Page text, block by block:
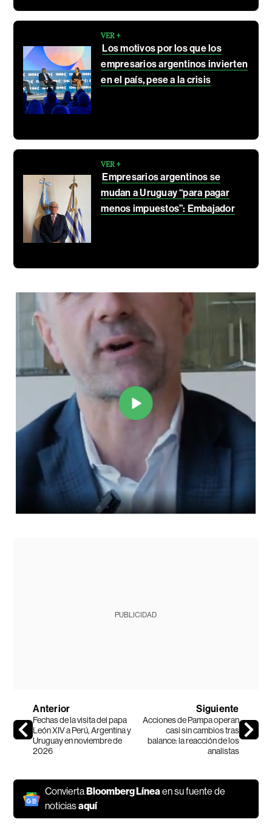
VER +
Los motivos por los que los
empresarios argentinos invierten
en el país, pese a la crisis
VER +
Empresarios argentinos se
mudan a Uruguay “para pagar
menos impuestos”: Embajador
PUBLICIDAD
Anterior
Fechas de la visita del papa
León XIV a Perú, Argentina y
Uruguay en noviembre de
2026
Siguiente
Acciones de Pampa operan
casi sin cambios tras
balance: la reacción de los
analistas
Convierta Bloomberg Líneaen su fuente de
noticiasaquí